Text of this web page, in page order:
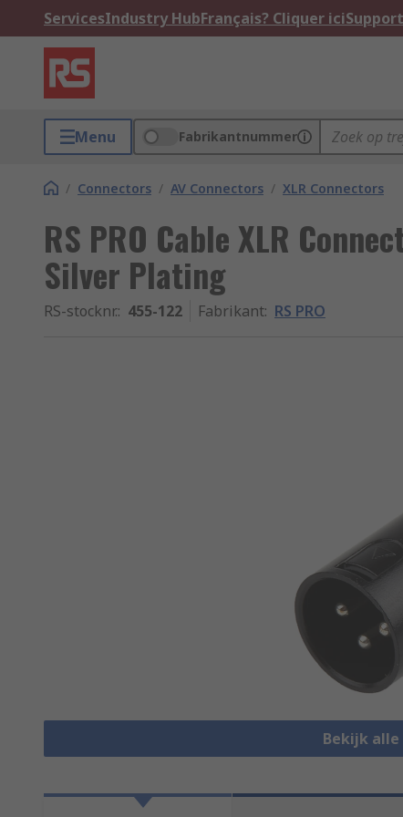
ServicesIndustry HubFrançais? Cliquer iciSupport
Menu Fabrikantnummer
/ Connectors / AV Connectors / XLR Connectors
RS PRO Cable XLR
Silver Plating
RS-stocknr.: 455-122 Fabrikant: RS PRO
Bekijk alle